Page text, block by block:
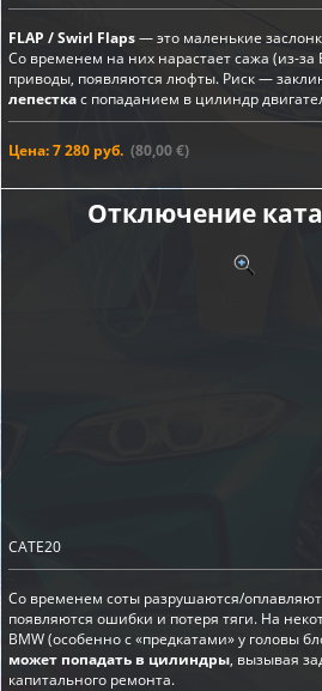
FLAP / Swirl Flaps— это маленькие
Со временем на них нарастает сажа (из-за
приводы, появляются люфты. Риск —
лепесткас попаданием в цилиндр
Цена: 7 280 руб. (80,00 €)
Отключение
CATE20
Со временем соты разрушаются/
появляются ошибки и потеря тяги. На
BMW (особенно с «предкатами» у головы
может попадать в цилиндры, вызывая
капитального ремонта.